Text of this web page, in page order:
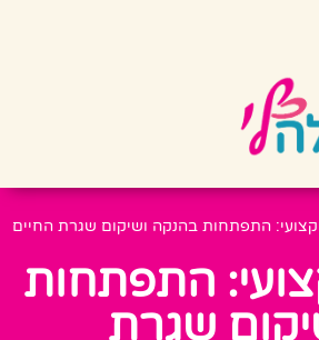
התפתחות בהנקה ושיקום שגרת החיים
התפתחות
שגרת